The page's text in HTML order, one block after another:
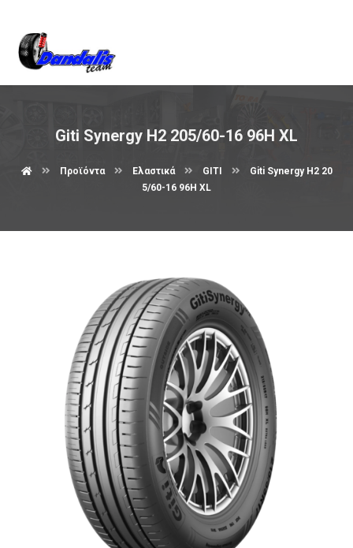
Giti Synergy H2 205/60-16 96H XL
Προϊόντα Ελαστικά GITI
Giti Synergy H2 20
5/60-16 96H XL